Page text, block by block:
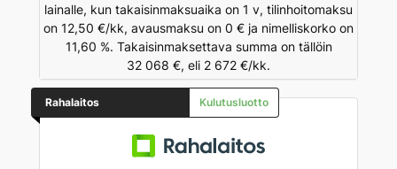
lainalle, kun takaisinmaksuaika on 1 v, tilinhoitomaksu
on 12,50 €/kk, avausmaksu on 0 € ja nimelliskorko on
11,60 %. Takaisinmaksettava summa on tällöin
32 068 €, eli 2 672 €/kk.
Rahalaitos Kulutusluotto